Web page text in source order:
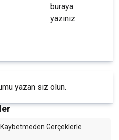
buraya
yazınız
yazan siz olun.
Gerçeklerle